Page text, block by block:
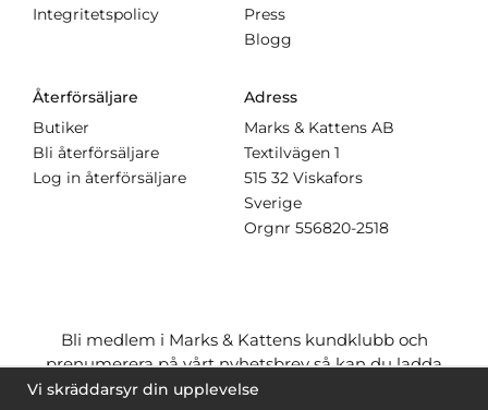
Integritetspolicy
Press
Blogg
Återförsäljare
Butiker
Bli återförsäljare
Log in återförsäljare
Adress
Marks & Kattens AB
Textilvägen 1
515 32 Viskafors
Sverige
Orgnr 556820-2518
Bli medlem i Marks & Kattens kundklubb och
prenumerera på vårt nyhetsbrev så kan du ladda
ner många mönstergratisoch få många
Vi skräddarsyr din upplevelse